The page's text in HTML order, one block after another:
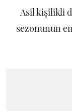
Asil kişilikli
sezonunun